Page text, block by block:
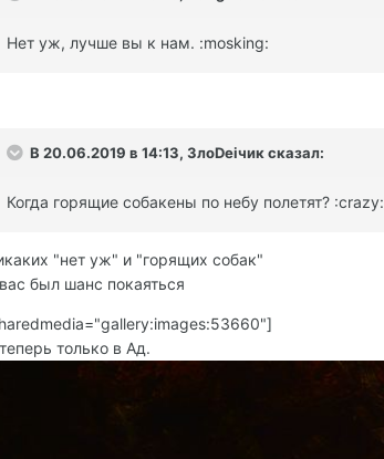
Нет уж, лучше вы к нам. :mosking:
В 20.06.2019 в 14:13, ЗлоDeiчик сказал:
Когда горящие собакены по небу полетят? :crazy:
"нет уж" и "горящих собак"
был шанс покаяться
только в Ад.